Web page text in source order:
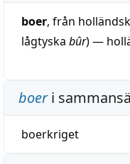
boer, från
lågtyska bûr) —
boeri
boerkriget